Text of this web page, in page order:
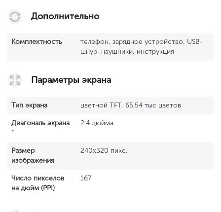
Дополнительно
Комплектность
телефон, зарядное устройство, USB-
шнур, наушники, инструкция
Параметры экрана
Тип экрана цветной TFT, 65.54 тыс цветов
Диагональ экрана
"
2.4 дюйма
Размер
изображения
240x320 пикс.
Число пикселов
на дюйм (PPI)
167